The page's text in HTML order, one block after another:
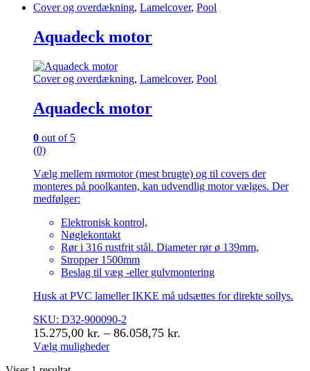
Cover og overdækning, Lamelcover, Pool
Aquadeck motor
Cover og overdækning, Lamelcover, Pool
Aquadeck motor
0 out of 5
(0)
Vælg mellem rørmotor (mest brugte) og til covers der
monteres på poolkanten, kan udvendlig motor vælges. Der
medfølger:
Elektronisk kontrol,
Nøglekontakt
Rør i 316 rustfrit stål. Diameter rør ø 139mm,
Stropper 1500mm
Beslag til væg -eller gulvmontering
Husk at PVC lameller IKKE må udsættes for direkte sollys.
SKU: D32-900090-2
15.275,00 kr. – 86.058,75 kr.
Vælg muligheder